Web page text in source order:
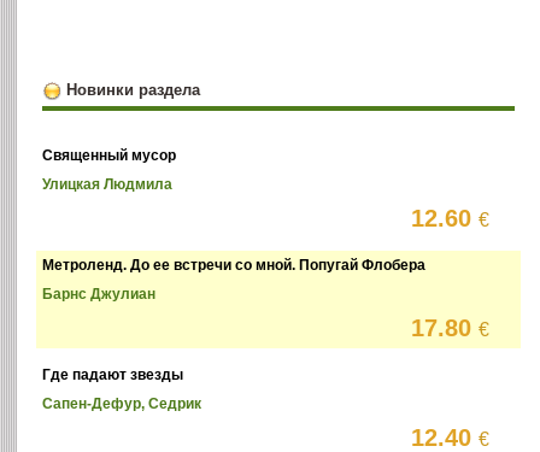
Новинки раздела
Священный мусор
Улицкая Людмила
12.60€
Метроленд. До ее встречи со мной. Попугай Флобера
Барнс Джулиан
17.80€
Где падают звезды
Сапен-Дефур, Седрик
12.40€